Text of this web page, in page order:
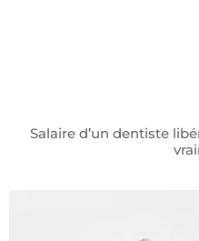
Salaire d’un dentiste